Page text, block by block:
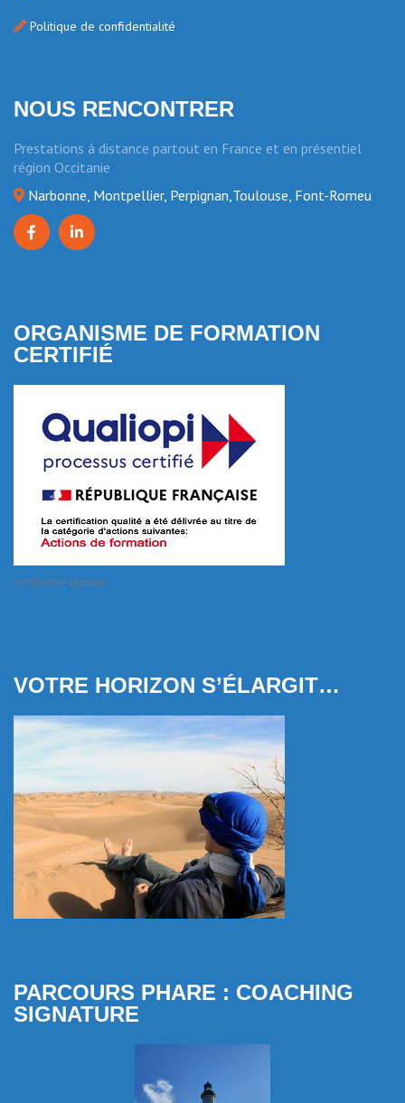
Politique de confidentialité
NOUS RENCONTRER
Prestations à distance partout en France et en présentiel
région Occitanie
Narbonne, Montpellier, Perpignan,Toulouse, Font-Romeu
ORGANISME DE FORMATION
CERTIFIÉ
certification Qualiopi
VOTRE HORIZON S’ÉLARGIT…
PARCOURS PHARE : COACHING
SIGNATURE